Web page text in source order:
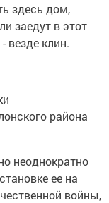
здесь дом,
заедут в этот
везде клин.
района
неоднократно
ее на
войны,